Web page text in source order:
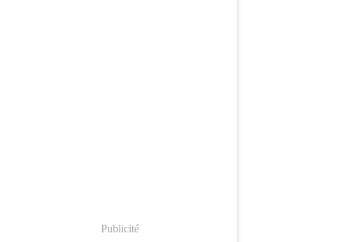
Publicité